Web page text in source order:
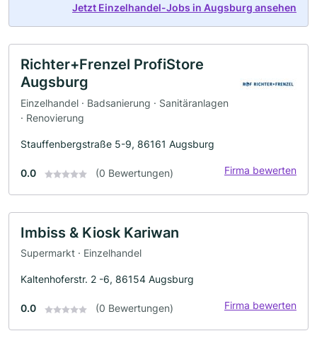
Jetzt Einzelhandel-Jobs in Augsburg ansehen
Richter+Frenzel ProfiStore
Augsburg
Einzelhandel · Badsanierung · Sanitäranlagen
· Renovierung
Stauffenbergstraße 5-9, 86161 Augsburg
0.0 (0 Bewertungen) Firma bewerten
Imbiss & Kiosk Kariwan
Supermarkt · Einzelhandel
Kaltenhoferstr. 2 -6, 86154 Augsburg
0.0 (0 Bewertungen) Firma bewerten